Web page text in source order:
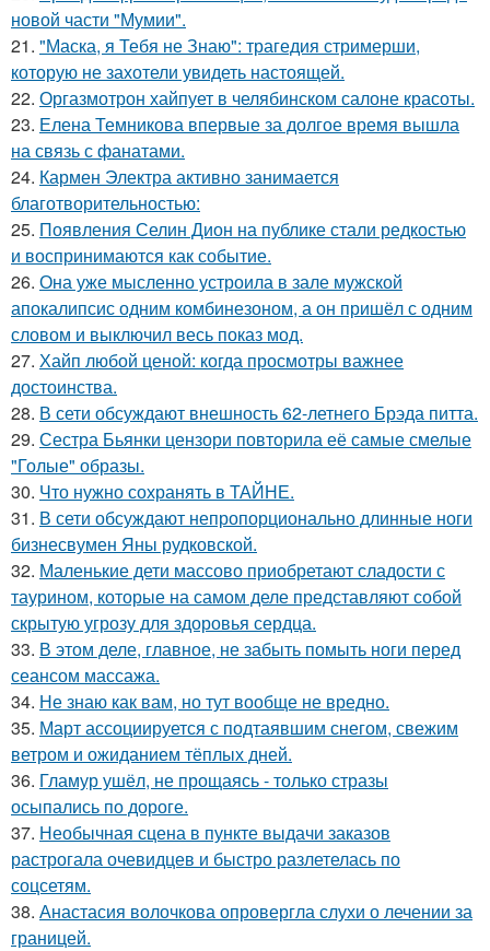
новой части "Мумии".
21. "Маска, я Тебя не Знаю": трагедия стримерши,
которую не захотели увидеть настоящей.
22. Оргазмотрон хайпует в челябинском салоне красоты.
23. Елена Темникова впервые за долгое время вышла
на связь с фанатами.
24. Кармен Электра активно занимается
благотворительностью:
25. Появления Селин Дион на публике стали редкостью
и воспринимаются как событие.
26. Она уже мысленно устроила в зале мужской
апокалипсис одним комбинезоном, а он пришёл с одним
словом и выключил весь показ мод.
27. Хайп любой ценой: когда просмотры важнее
достоинства.
28. В сети обсуждают внешность 62-летнего Брэда питта.
29. Сестра Бьянки цензори повторила её самые смелые
"Голые" образы.
30. Что нужно сохранять в ТАЙНЕ.
31. В сети обсуждают непропорционально длинные ноги
бизнесвумен Яны рудковской.
32. Маленькие дети массово приобретают сладости с
таурином, которые на самом деле представляют собой
скрытую угрозу для здоровья сердца.
33. В этом деле, главное, не забыть помыть ноги перед
сеансом массажа.
34. Не знаю как вам, но тут вообще не вредно.
35. Март ассоциируется с подтаявшим снегом, свежим
ветром и ожиданием тёплых дней.
36. Гламур ушёл, не прощаясь - только стразы
осыпались по дороге.
37. Необычная сцена в пункте выдачи заказов
растрогала очевидцев и быстро разлетелась по
соцсетям.
38. Анастасия волочкова опровергла слухи о лечении за
границей.